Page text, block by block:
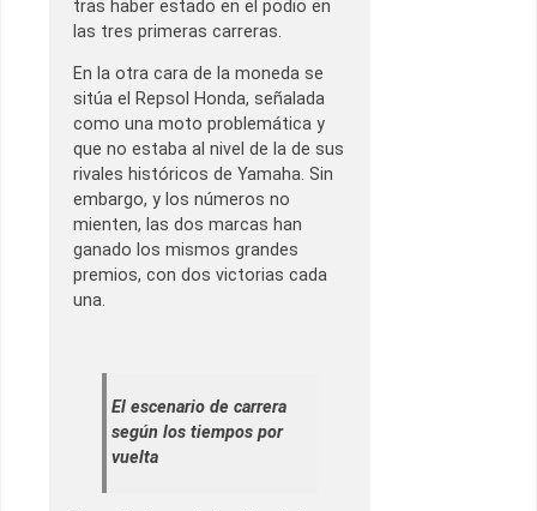
tras haber estado en el podio en
las tres primeras carreras.
En la otra cara de la moneda se
sitúa el Repsol Honda, señalada
como una moto problemática y
que no estaba al nivel de la de sus
rivales históricos de Yamaha. Sin
embargo, y los números no
mienten, las dos marcas han
ganado los mismos grandes
premios, con dos victorias cada
una.
El escenario de carrera
según los tiempos por
vuelta